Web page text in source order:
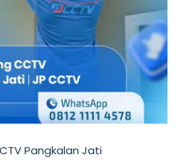
Pangkalan Jati